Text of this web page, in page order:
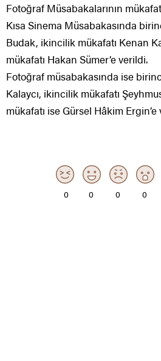
Fotoğraf Müsabakalarının
Kısa Sinema Müsabakasında
Budak, ikincilik mükafatı Kenan
mükafatı Hakan Sümer’e verildi.
Fotoğraf müsabakasında ise
Kalaycı, ikincilik mükafatı
mükafatı ise Gürsel Hâkim Ergin’e
0 0 0 0